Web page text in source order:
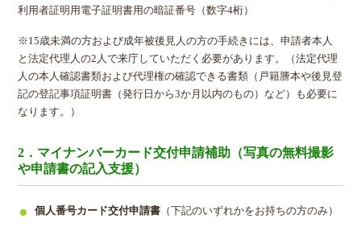
利用者証明用電子証明書用の暗証番号（数字4桁）
※15歳未満の方および成年被後見人の方の手続きには、申請者本人
と法定代理人の2人で来庁していただく必要があります。（法定代理
人の本人確認書類および代理権の確認できる書類（戸籍謄本や後見登
記の登記事項証明書（発行日から3か月以内のもの）など）も必要に
なります。）
2．マイナンバーカード交付申請補助（写真の無料撮影
や申請書の記入支援）
個人番号カード交付申請書 （下記のいずれかをお持ちの方のみ）